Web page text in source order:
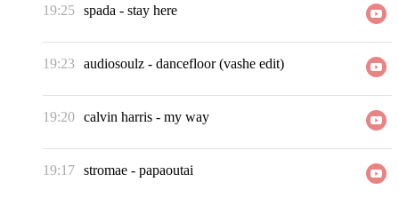
19:25 spada - stay here
19:23 audiosoulz - dancefloor (vashe edit)
19:20 calvin harris - my way
19:17 stromae - papaoutai